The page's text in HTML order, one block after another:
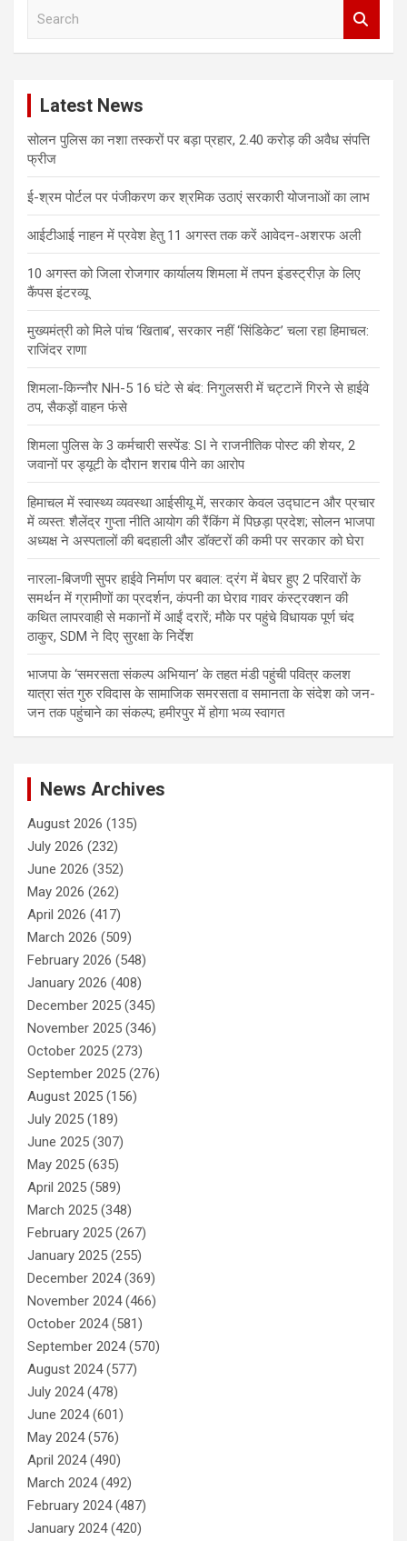
Latest News
सोलन पुलिस का नशा तस्करों पर बड़ा प्रहार, 2.40 करोड़ की अवैध संपत्ति
फ्रीज
ई-श्रम पोर्टल पर पंजीकरण कर श्रमिक उठाएं सरकारी योजनाओं का लाभ
आईटीआई नाहन में प्रवेश हेतु 11 अगस्त तक करें आवेदन-अशरफ अली
10 अगस्त को जिला रोजगार कार्यालय शिमला में तपन इंडस्ट्रीज़ के लिए
कैंपस इंटरव्यू
मुख्यमंत्री को मिले पांच ‘खिताब’, सरकार नहीं ‘सिंडिकेट’ चला रहा हिमाचल:
राजिंदर राणा
शिमला-किन्नौर NH-5 16 घंटे से बंद: निगुलसरी में चट्टानें गिरने से हाईवे
ठप, सैकड़ों वाहन फंसे
शिमला पुलिस के 3 कर्मचारी सस्पेंड: SI ने राजनीतिक पोस्ट की शेयर, 2
जवानों पर ड्यूटी के दौरान शराब पीने का आरोप
हिमाचल में स्वास्थ्य व्यवस्था आईसीयू में, सरकार केवल उद्घाटन और प्रचार
में व्यस्त: शैलेंद्र गुप्ता नीति आयोग की रैंकिंग में पिछड़ा प्रदेश; सोलन भाजपा
अध्यक्ष ने अस्पतालों की बदहाली और डॉक्टरों की कमी पर सरकार को घेरा
नारला-बिजणी सुपर हाईवे निर्माण पर बवाल: द्रंग में बेघर हुए 2 परिवारों के
समर्थन में ग्रामीणों का प्रदर्शन, कंपनी का घेराव गावर कंस्ट्रक्शन की
कथित लापरवाही से मकानों में आईं दरारें; मौके पर पहुंचे विधायक पूर्ण चंद
ठाकुर, SDM ने दिए सुरक्षा के निर्देश
भाजपा के ‘समरसता संकल्प अभियान’ के तहत मंडी पहुंची पवित्र कलश
यात्रा संत गुरु रविदास के सामाजिक समरसता व समानता के संदेश को जन-
जन तक पहुंचाने का संकल्प; हमीरपुर में होगा भव्य स्वागत
News Archives
August 2026 (135)
July 2026 (232)
June 2026 (352)
May 2026 (262)
April 2026 (417)
March 2026 (509)
February 2026 (548)
January 2026 (408)
December 2025 (345)
November 2025 (346)
October 2025 (273)
September 2025 (276)
August 2025 (156)
July 2025 (189)
June 2025 (307)
May 2025 (635)
April 2025 (589)
March 2025 (348)
February 2025 (267)
January 2025 (255)
December 2024(369)
November 2024(466)
October 2024(581)
September 2024(570)
August 2024(577)
July 2024(478)
June 2024(601)
May 2024(576)
April 2024(490)
March 2024(492)
February 2024(487)
January 2024(420)